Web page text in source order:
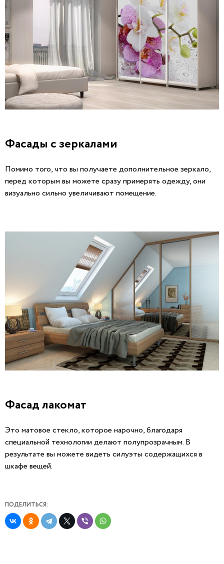
Фасады с зеркалами
Помимо того, что вы получаете дополнительное зеркало,
перед которым вы можете сразу примерять одежду, они
визуально сильно увеличивают помещение.
Фасад лакомат
Это матовое стекло, которое нарочно, благодаря
специальной технологии делают полупрозрачным. В
результате вы можете видеть силуэты содержащихся в
шкафе вещей.
ПОДЕЛИТЬСЯ: